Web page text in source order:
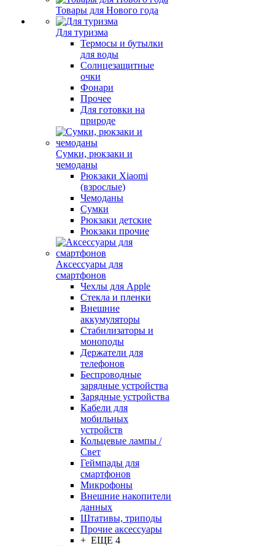
Товары для Нового года
Для туризма
Термосы и бутылки
для воды
Солнцезащитные
очки
Фонари
Прочее
Для готовки на
природе
Сумки, рюкзаки и
чемоданы
Рюкзаки Xiaomi
(взрослые)
Чемоданы
Сумки
Рюкзаки детские
Рюкзаки прочие
Аксессуары для
смартфонов
Чехлы для Apple
Стекла и пленки
Внешние
аккумуляторы
Стабилизаторы и
моноподы
Держатели для
телефонов
Беспроводные
зарядные устройства
Зарядные устройства
Кабели для
мобильных
устройств
Кольцевые лампы /
Свет
Геймпады для
смартфонов
Микрофоны
Внешние накопители
данных
Штативы, триподы
Прочие аксессуары
+ ЕЩЕ 4